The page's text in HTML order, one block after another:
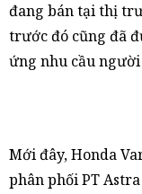
đang bán tại thị
trước đó cũng đã
ứng nhu cầu
Mới đây, Honda
phân phối PT